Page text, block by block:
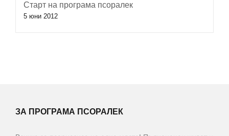
Старт на програма псоралек
5 юни 2012
ЗА ПРОГРАМА ПСОРАЛЕК